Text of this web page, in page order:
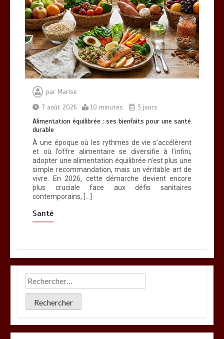
par Marise
7 août 2026
10 minutes 3 jours
Alimentation équilibrée : ses bienfaits pour une santé
durable
À une époque où les rythmes de vie s’accélèrent
et où l’offre alimentaire se diversifie à l’infini,
adopter une alimentation équilibrée n’est plus une
simple recommandation, mais un véritable art de
vivre. En 2026, cette démarche devient encore
plus cruciale face aux défis sanitaires
contemporains, […]
Santé